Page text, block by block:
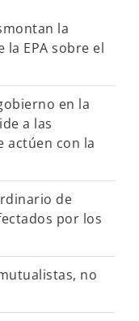
la
EPA sobre el
en la
a las
actúen con la
de
por los
no